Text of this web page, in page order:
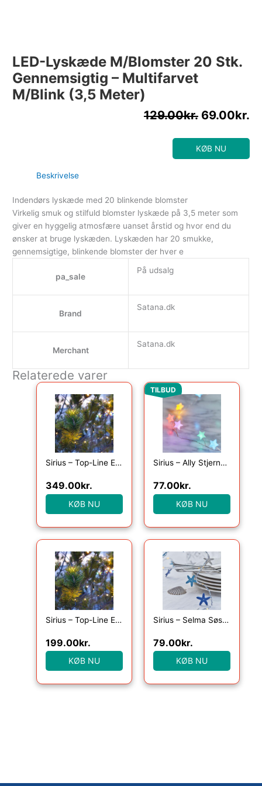
LED-Lyskæde M/Blomster 20 Stk.
Gennemsigtig – Multifarvet
M/blink (3,5 Meter)
129.00kr. 69.00kr.
KØB NU
Beskrivelse
Indendørs lyskæde med 20 blinkende blomster
Virkelig smuk og stilfuld blomster lyskæde på 3,5 meter som
giver en hyggelig atmosfære uanset årstid og hvor end du
ønsker at bruge lyskæden. Lyskæden har 20 smukke,
gennemsigtige, blinkende blomster der hver e
pa_sale
På udsalg
Brand
Satana.dk
Merchant
Satana.dk
Relaterede varer
Sirius – Top-Line Energy Net Startsæt 100L
349.00kr.
KØB NU
TILBUD
Sirius – Ally Stjerne Cluster, 40LED, Multi, 2m+30cm
Den oprindelige pris
77.00kr.
Den aktuelle
KØB NU
Sirius – Top-Line Energy Net Supplementsæt 100L
199.00kr.
KØB NU
Sirius – Selma Søstjerne, 20LED lyskæde, Blå, 2m+30cm
79.00kr.
KØB NU